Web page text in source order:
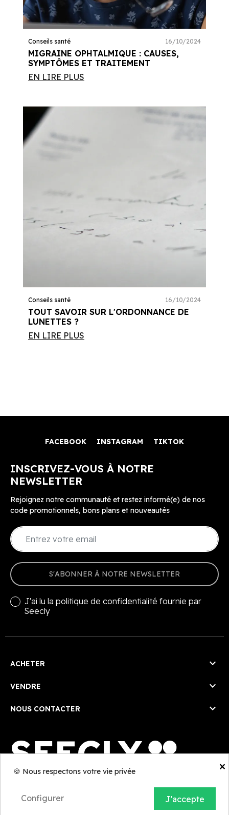
MIGRAINE OPHTALMIQUE : CAUSES,
SYMPTÔMES ET TRAITEMENT
Conseils santé 16/10/2024
EN LIRE PLUS
TOUT SAVOIR SUR L'ORDONNANCE DE
LUNETTES ?
Conseils santé 16/10/2024
EN LIRE PLUS
FACEBOOK INSTAGRAM TIKTOK
INSCRIVEZ-VOUS À NOTRE
NEWSLETTER
Rejoignez notre communauté et restez informé(e) de nos
code promotionnels, bons plans et nouveautés
S'ABONNER À NOTRE NEWSLETTER
J'ai lu la politique de confidentialité fournie par
Seecly
ACHETER 
VENDRE 
NOUS CONTACTER 
Mentions légales
×
🍪 Nous respectons votre vie privée
J'accepte
Configurer